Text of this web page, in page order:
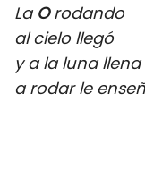
La Orodando
al cielo llegó
y a la luna llena
a rodar le